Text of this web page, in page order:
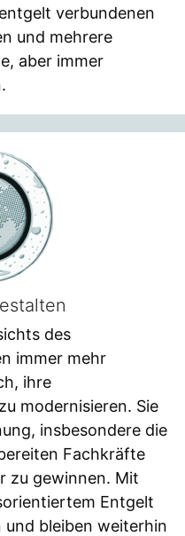
verbundenen
und mehrere
aber immer
des
immer mehr
ihre
modernisieren. Sie
insbesondere die
Fachkräfte
zu gewinnen. Mit
Entgelt
und bleiben weiterhin